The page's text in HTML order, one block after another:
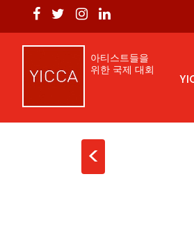
아티스트들을
위한 국제 대회
<